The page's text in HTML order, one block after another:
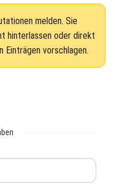
melden. Sie
hinterlassen oder direkt
Einträgen vorschlagen.